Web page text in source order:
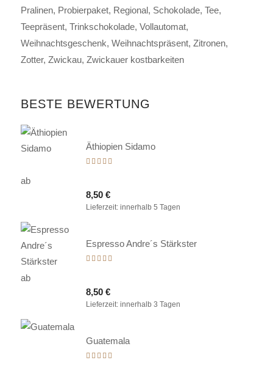
Pralinen Probierpaket Regional Schokolade Tee
Teepräsent Trinkschokolade Vollautomat
Weihnachtsgeschenk Weihnachtspräsent Zitronen
Zotter Zwickau Zwickauer kostbarkeiten
BESTE BEWERTUNG
Äthiopien Sidamo
von 5
ab
8,50 €
Lieferzeit: innerhalb 5 Tagen
Espresso Andre´s Stärkster
von 5
ab
8,50 €
Lieferzeit: innerhalb 3 Tagen
Guatemala